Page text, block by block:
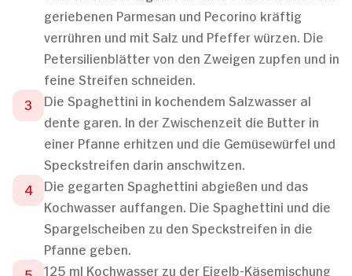
geriebenen Parmesan und Pecorino kräftig
verrühren und mit Salz und Pfeffer würzen. Die
Petersilienblätter von den Zweigen zupfen und in
feine Streifen schneiden.
Die Spaghettini in kochendem Salzwasser al
dente garen. In der Zwischenzeit die Butter in
einer Pfanne erhitzen und die Gemüsewürfel und
Speckstreifen darin anschwitzen.
Die gegarten Spaghettini abgießen und das
Kochwasser auffangen. Die Spaghettini und die
Spargelscheiben zu den Speckstreifen in die
Pfanne geben.
125 ml Kochwasser zu der Eigelb-Käsemischung